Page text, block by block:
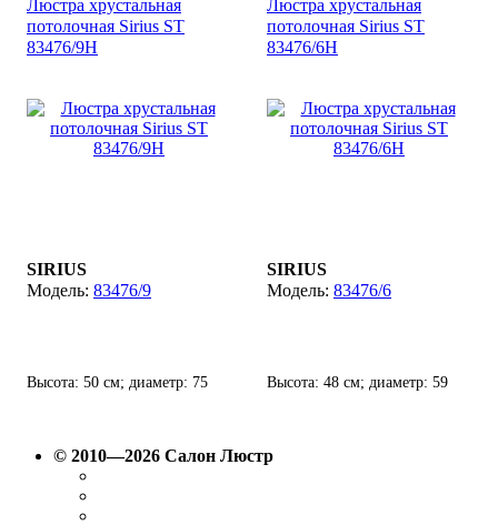
Люстра хрустальная
потолочная Sirius ST
83476/9Н
SIRIUS
83476/9
Высота: 50 см; диаметр: 75
Люстра хрустальная
потолочная Sirius ST
83476/6Н
SIRIUS
83476/6
Высота: 48 см; диаметр: 59
© 2010—2026 Салон Люстр